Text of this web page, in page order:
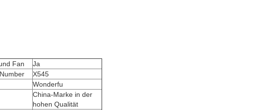
Fan
Ja
X545
Wonderfu
China-Marke in der
hohen Qualität